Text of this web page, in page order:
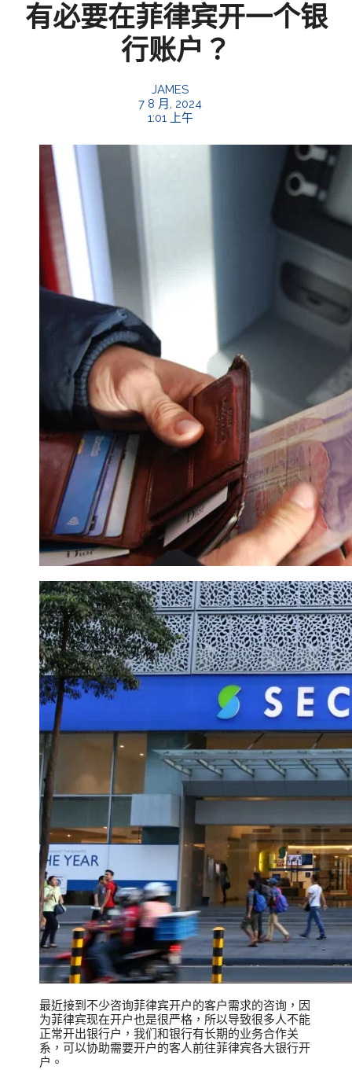
有必要在菲律宾开一个银
行账户？
JAMES
7 8 月, 2024
1:01 上午
最近接到不少咨询菲律宾开户的客户需求的咨询，因
为菲律宾现在开户也是很严格，所以导致很多人不能
正常开出银行户，我们和银行有长期的业务合作关
系，可以协助需要开户的客人前往菲律宾各大银行开
户。